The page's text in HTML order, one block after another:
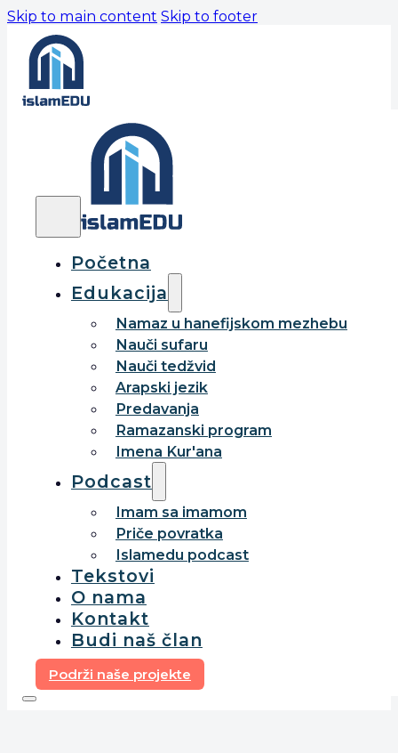
Skip to main content Skip to footer
Početna
Edukacija
Namaz u hanefijskom mezhebu
Nauči sufaru
Nauči tedžvid
Arapski jezik
Predavanja
Ramazanski program
Imena Kur'ana
Podcast
Imam sa imamom
Priče povratka
Islamedu podcast
Tekstovi
O nama
Kontakt
Budi naš član
Podrži naše projekte